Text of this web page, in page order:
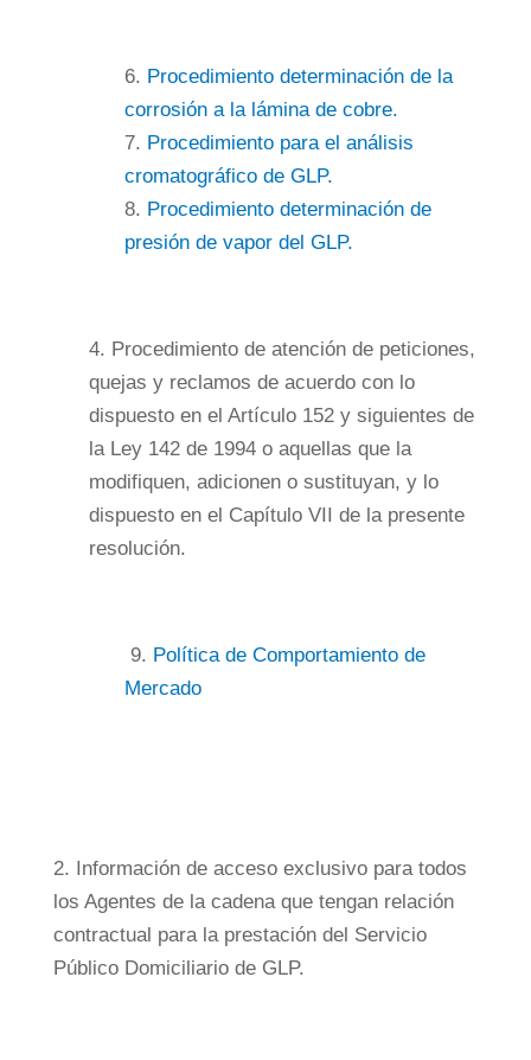
6. Procedimiento determinación de la
corrosión a la lámina de cobre.
7. Procedimiento para el análisis
cromatográfico de GLP.
8. Procedimiento determinación de
presión de vapor del GLP.
4. Procedimiento de atención de peticiones,
quejas y reclamos de acuerdo con lo
dispuesto en el Artículo 152 y siguientes de
la Ley 142 de 1994 o aquellas que la
modifiquen, adicionen o sustituyan, y lo
dispuesto en el Capítulo VII de la presente
resolución.
9. Política de Comportamiento de
Mercado
2. Información de acceso exclusivo para todos
los Agentes de la cadena que tengan relación
contractual para la prestación del Servicio
Público Domiciliario de GLP.